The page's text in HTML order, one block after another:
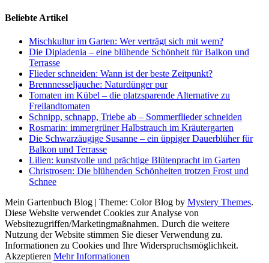
Beliebte Artikel
Mischkultur im Garten: Wer verträgt sich mit wem?
Die Dipladenia – eine blühende Schönheit für Balkon und
Terrasse
Flieder schneiden: Wann ist der beste Zeitpunkt?
Brennnesseljauche: Naturdünger pur
Tomaten im Kübel – die platzsparende Alternative zu
Freilandtomaten
Schnipp, schnapp, Triebe ab – Sommerflieder schneiden
Rosmarin: immergrüner Halbstrauch im Kräutergarten
Die Schwarzäugige Susanne – ein üppiger Dauerblüher für
Balkon und Terrasse
Lilien: kunstvolle und prächtige Blütenpracht im Garten
Christrosen: Die blühenden Schönheiten trotzen Frost und
Schnee
Mein Gartenbuch Blog | Theme: Color Blog by Mystery Themes.
Diese Website verwendet Cookies zur Analyse von
Websitezugriffen/Marketingmaßnahmen. Durch die weitere
Nutzung der Website stimmen Sie dieser Verwendung zu.
Informationen zu Cookies und Ihre Widerspruchsmöglichkeit.
Akzeptieren Mehr Informationen